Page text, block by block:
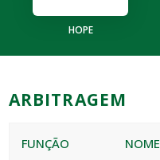
HOPE
ARBITRAGEM
FUNÇÃO NOME